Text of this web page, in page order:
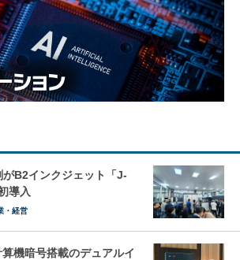
B2インクジェット「J-
導入
・経営
機暗号搭載のデュアルイ